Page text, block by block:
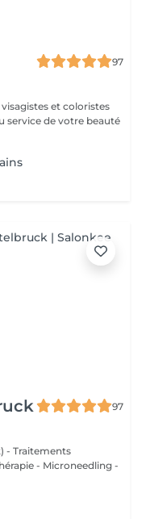
97
et coloristes
service de votre beauté
97
- Traitements
- Microneedling -